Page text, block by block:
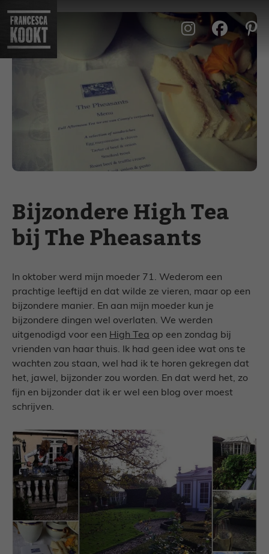
naar
inhoud
Bijzondere High Tea
bij The Pheasants
In oktober werd mijn moeder 71. Wederom een
prachtige leeftijd en dat wilde ze vieren, maar op een
bijzondere manier. En aan mijn moeder kun je
bijzondere dingen wel overlaten. We werden
uitgenodigd voor een High Tea op een zondag bij
vrienden van haar thuis. Ik had geen idee wat ons te
wachten zou staan, wel had ik te horen gekregen dat
het, jawel, bijzonder zou worden. En dat werd het, zo
fijn en bijzonder dat ik er wel een blog over moest
schrijven.